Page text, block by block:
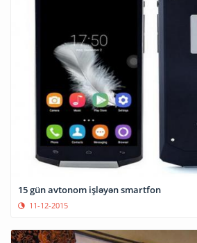
15 gün avtonom işləyən smartfon
11-12-2015